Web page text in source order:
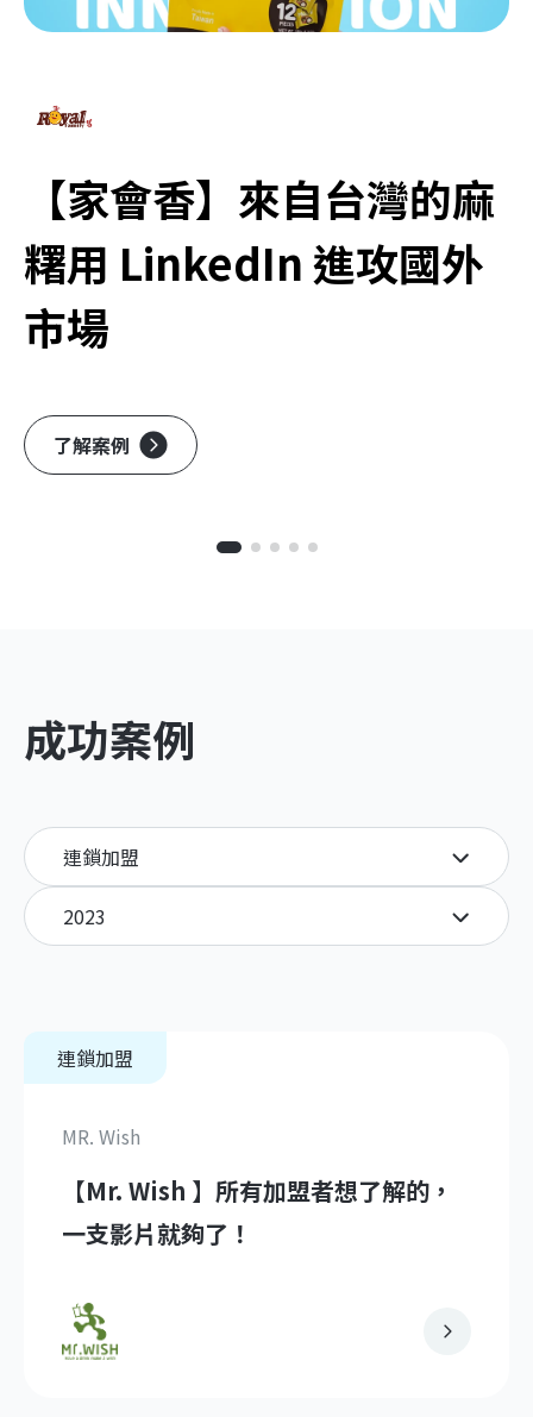
【家會香】來自台灣的麻
糬用 LinkedIn 進攻國外
市場
了解案例
成功案例
連鎖加盟
2023
連鎖加盟
MR. Wish
【Mr. Wish 】所有加盟者想了解的，
一支影片就夠了！